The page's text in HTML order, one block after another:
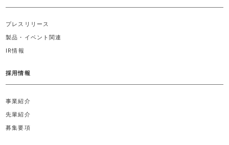
プレスリリース
製品・イベント関連
IR情報
採用情報
事業紹介
先輩紹介
募集要項